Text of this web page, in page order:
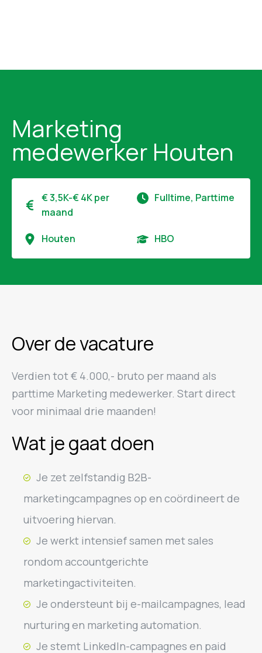
Marketing
medewerker Houten
€ 3,5K-€ 4K per
maand
Fulltime, Parttime
Houten HBO
Over de vacature
Verdien tot € 4.000,- bruto per maand als
parttime Marketing medewerker. Start direct
voor minimaal drie maanden!
Wat je gaat doen
Je zet zelfstandig B2B-
marketingcampagnes op en coördineert de
uitvoering hiervan.
Je werkt intensief samen met sales
rondom accountgerichte
marketingactiviteiten.
Je ondersteunt bij e-mailcampagnes, lead
nurturing en marketing automation.
Je stemt LinkedIn-campagnes en paid